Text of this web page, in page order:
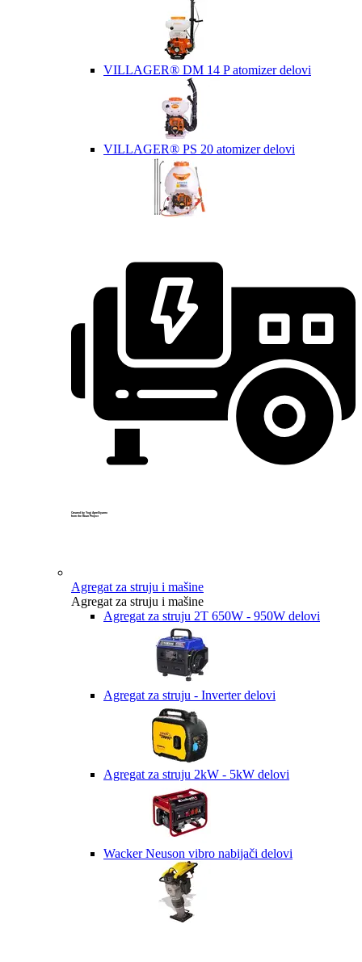
VILLAGER® DM 14 P atomizer delovi
VILLAGER® PS 20 atomizer delovi
Created by Yogi Aprelliyanto
from the Noun Project
Agregat za struju i mašine
Agregat za struju i mašine
Agregat za struju 2T 650W - 950W delovi
Agregat za struju - Inverter delovi
Agregat za struju 2kW - 5kW delovi
Wacker Neuson vibro nabijači delovi